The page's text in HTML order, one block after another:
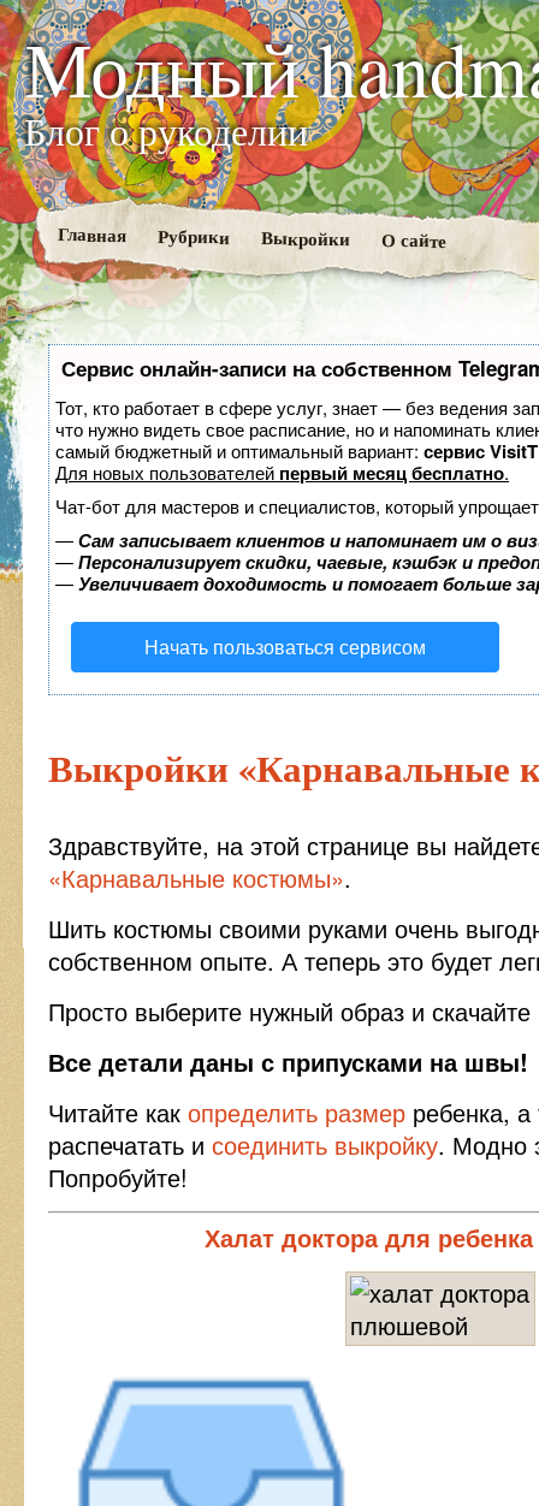
Модный
Блог о рукоделии
Главная Рубрики Выкройки О сайте
Сервис онлайн-записи на собственном
Тот, кто работает в сфере услуг, знает — без ведения
что нужно видеть свое расписание, но и напоминать
самый бюджетный и оптимальный вариант: сервис
Для новых пользователей первый месяц бесплатно.
Чат-бот для мастеров и специалистов, который
—Сам записывает клиентов и напоминает им о
—Персонализирует скидки, чаевые, кэшбэк и
—Увеличивает доходимость и помогает больше
Начать пользоваться сервисом
Выкройки «Карнавальные
Здравствуйте, на этой странице вы
«Карнавальные костюмы».
Шить костюмы своими руками очень
собственном опыте. А теперь это будет
Просто выберите нужный образ и
Все детали даны с припусками на швы!
Читайте как определить размер ребенка,
распечатать и соединить выкройку. Модно
Попробуйте!
Халат доктора для